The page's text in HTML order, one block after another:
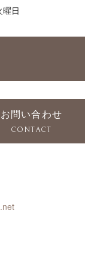
日
お問い合わせ
CONTACT